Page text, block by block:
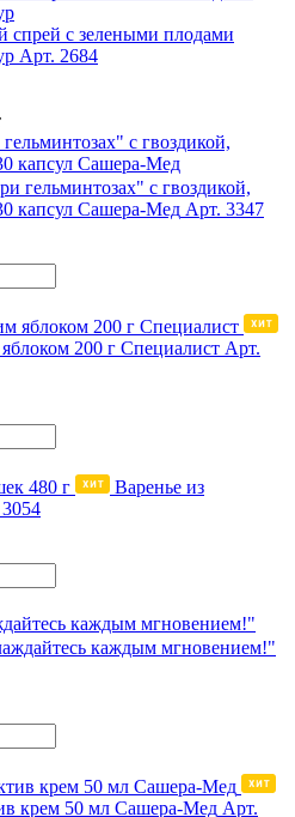
спрей с зелеными плодами
Арт. 2684
гельминтозах" с гвоздикой,
капсул Сашера-Мед Арт. 3347
200 г Специалист Арт.
Варенье из
каждым мгновением!"
крем 50 мл Сашера-Мед Арт.